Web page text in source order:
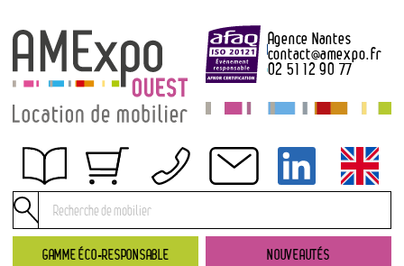
GAMME ÉCO-RESPONSABLE NOUVEAUTÉS
Agence Nantes
contact@amexpo.fr
02 51 12 90 77
Obtenir un devis
Conditions générales de location
Conditions de règlement